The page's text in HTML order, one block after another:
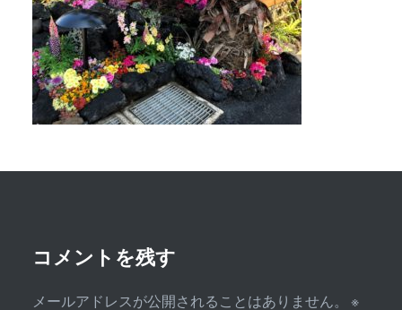
コメントを残す
メールアドレスが公開されることはありません。
※